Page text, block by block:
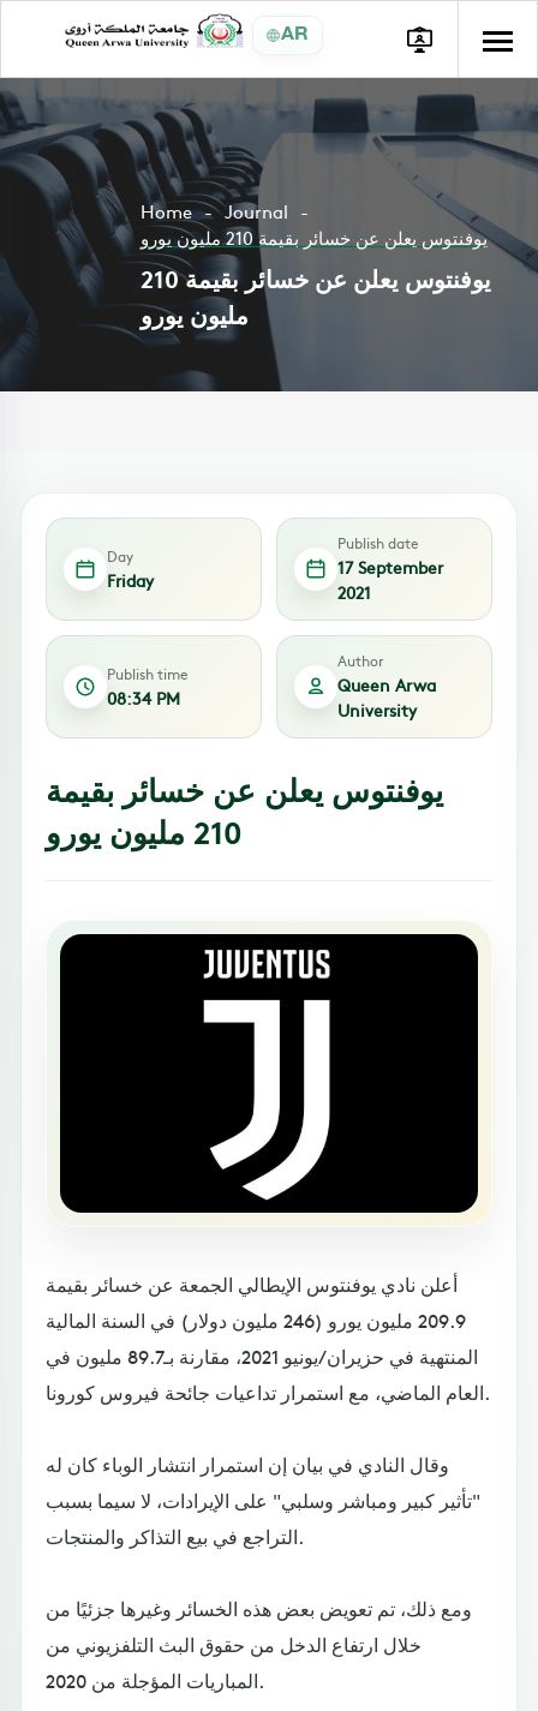
AR
Home
Journal
يوفنتوس يعلن عن خسائر بقيمة 210 مليون يورو
يوفنتوس يعلن عن خسائر بقيمة 210
مليون يورو
Day
Friday
Publish date
17 September
2021
Publish time
08:34 PM
Author
Queen Arwa
University
يوفنتوس يعلن عن خسائر بقيمة
210 مليون يورو
أعلن نادي يوفنتوس الإيطالي الجمعة عن خسائر بقيمة
209.9 مليون يورو (246 مليون دولار) في السنة المالية
المنتهية في حزيران/يونيو 2021، مقارنة بـ89.7 مليون في
العام الماضي، مع استمرار تداعيات جائحة فيروس كورونا.
وقال النادي في بيان إن استمرار انتشار الوباء كان له
"تأثير كبير ومباشر وسلبي" على الإيرادات، لا سيما بسبب
التراجع في بيع التذاكر والمنتجات.
ومع ذلك، تم تعويض بعض هذه الخسائر وغيرها جزئيًا من
خلال ارتفاع الدخل من حقوق البث التلفزيوني من
المباريات المؤجلة من 2020.